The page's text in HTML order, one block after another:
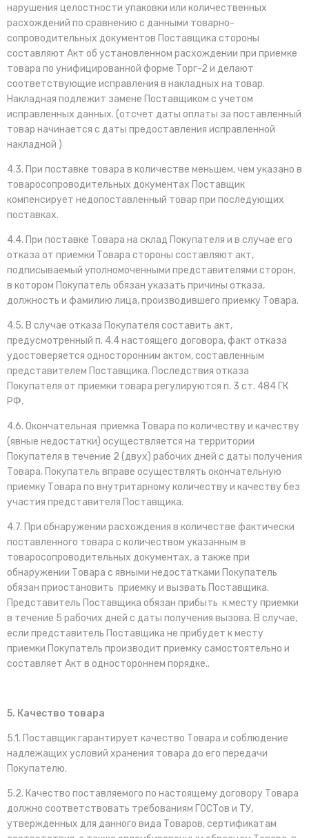
нарушения целостности упаковки или количественных
расхождений по сравнению с данными товарно-
сопроводительных документов Поставщика стороны
составляют Акт об установленном расхождении при приемке
товара по унифицированной форме Торг-2 и делают
соответствующие исправления в накладных на товар.
Накладная подлежит замене Поставщиком с учетом
исправленных данных. (отсчет даты оплаты за поставленный
товар начинается с даты предоставления исправленной
накладной )
4.3. При поставке товара в количестве меньшем, чем указано в
товаросопроводительных документах Поставщик
компенсирует недопоставленный товар при последующих
поставках.
4.4. При поставке Товара на склад Покупателя и в случае его
отказа от приемки Товара стороны составляют акт,
подписываемый уполномоченными представителями сторон,
в котором Покупатель обязан указать причины отказа,
должность и фамилию лица, производившего приемку Товара.
4.5. В случае отказа Покупателя составить акт,
предусмотренный п. 4.4 настоящего договора, факт отказа
удостоверяется односторонним актом, составленным
представителем Поставщика. Последствия отказа
Покупателя от приемки товара регулируются п. 3 ст. 484 ГК
РФ.
4.6. Окончательная приемка Товара по количеству и качеству
(явные недостатки) осуществляется на территории
Покупателя в течение 2 (двух) рабочих дней с даты получения
Товара. Покупатель вправе осуществлять окончательную
приемку Товара по внутритарному количеству и качеству без
участия представителя Поставщика.
4.7. При обнаружении расхождения в количестве фактически
поставленного товара с количеством указанным в
товаросопроводительных документах, а также при
обнаружении Товара с явными недостатками Покупатель
обязан приостановить приемку и вызвать Поставщика.
Представитель Поставщика обязан прибыть к месту приемки
в течение 5 рабочих дней с даты получения вызова. В случае,
если представитель Поставщика не прибудет к месту
приемки Покупатель производит приемку самостоятельно и
составляет Акт в одностороннем порядке..
5. Качество товара
5.1. Поставщик гарантирует качество Товара и соблюдение
надлежащих условий хранения товара до его передачи
Покупателю.
5.2. Качество поставляемого по настоящему договору Товара
должно соответствовать требованиям ГОСТов и ТУ,
утвержденных для данного вида Товаров, сертификатам